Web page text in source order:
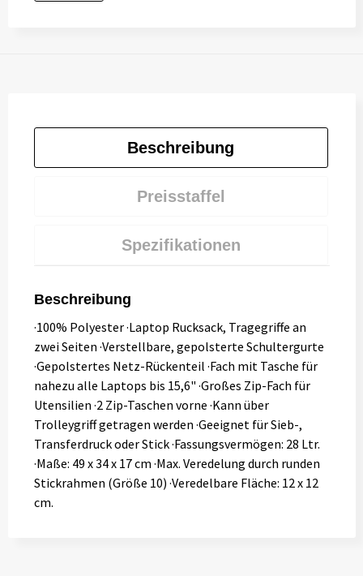
Beschreibung
Preisstaffel
Spezifikationen
Beschreibung
·100% Polyester ·Laptop Rucksack, Tragegriffe an
zwei Seiten ·Verstellbare, gepolsterte Schultergurte
·Gepolstertes Netz-Rückenteil ·Fach mit Tasche für
nahezu alle Laptops bis 15,6" ·Großes Zip-Fach für
Utensilien ·2 Zip-Taschen vorne ·Kann über
Trolleygriff getragen werden ·Geeignet für Sieb-,
Transferdruck oder Stick ·Fassungsvermögen: 28 Ltr.
·Maße: 49 x 34 x 17 cm ·Max. Veredelung durch runden
Stickrahmen (Größe 10) ·Veredelbare Fläche: 12 x 12
cm.